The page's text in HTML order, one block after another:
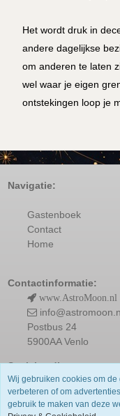
Het wordt druk in
andere dagelijkse
om anderen te laten
wel waar je eigen
ontstekingen loop je
Navigatie:
Gastenboek
Contact
Home
© 2019-
Contactinformatie:
www.AstroMoon.nl
Postbus 24
5900AA Venlo
Socialmedia:
Wij gebruiken cookies om
verbeteren of om
gebruik te maken van deze